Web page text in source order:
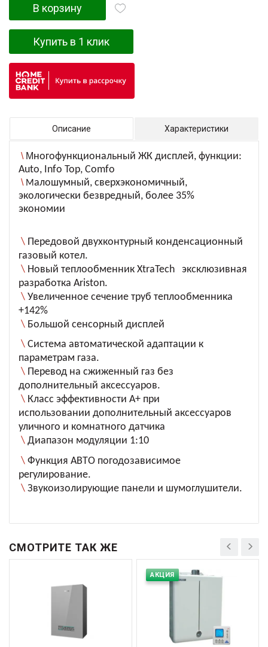
В корзину
Купить в 1 клик
Описание Характеристики
\ Многофункциональный ЖК дисплей, функции:
Auto, Info Top, Comfo
\ Малошумный, сверхэкономичный,
экологически безвредный, более 35%
экономии
\ Передовой двухконтурный конденсационный
газовый котел.
\ Новый теплообменник XtraTech
эксклюзивная
разработка Ariston.
\ Увеличенное сечение труб теплообменника
+142%
\ Большой сенсорный дисплей
\ Система автоматической адаптации к
параметрам газа.
\ Перевод на сжиженный газ без
дополнительный аксессуаров.
\ Класс эффективности А+ при
использовании дополнительный аксессуаров
уличного и комнатного датчика
\ Диапазон модуляции 1:10
\ Функция АВТО погодозависимое
регулирование.
\ Звукоизолирующие панели и шумоглушители.
СМОТРИТЕ ТАК ЖЕ
АКЦИЯ